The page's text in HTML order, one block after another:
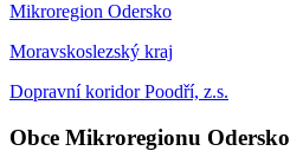
Mikroregion Odersko
Moravskoslezský kraj
Dopravní koridor Poodří, z.s.
Obce Mikroregionu Odersko